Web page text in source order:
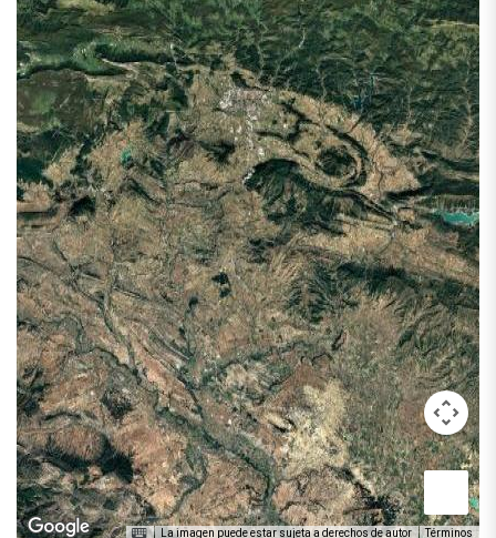
La imagen puede estar sujeta a derechos de autor Términos